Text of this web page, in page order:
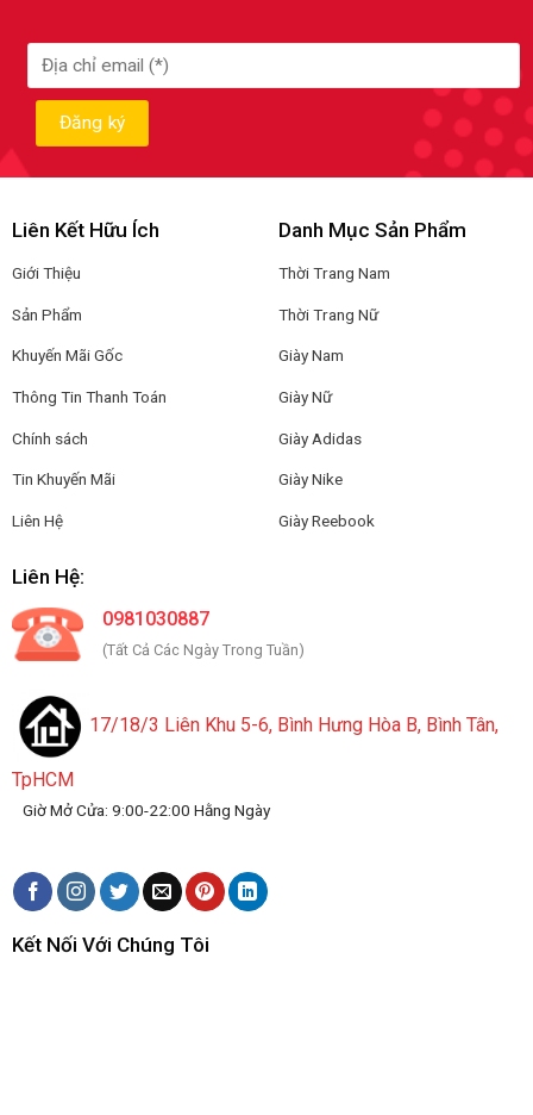
Liên Kết Hữu Ích
Giới Thiệu
Sản Phẩm
Khuyến Mãi Gốc
Thông Tin Thanh Toán
Chính sách
Tin Khuyến Mãi
Liên Hệ
Danh Mục Sản Phẩm
Thời Trang Nam
Thời Trang Nữ
Giày Nam
Giày Nữ
Giày Adidas
Giày Nike
Giày Reebook
Liên Hệ:
0981030887
(Tất Cả Các Ngày Trong Tuần)
17/18/3 Liên Khu 5-6, Bình Hưng Hòa B, Bình Tân,
TpHCM
Giờ Mở Cửa: 9:00-22:00 Hằng Ngày
Kết Nối Với Chúng Tôi